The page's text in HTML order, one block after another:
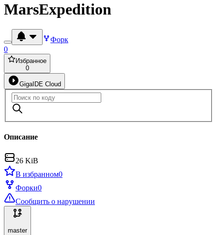
MarsExpedition
Форк
0
Избранное
0
GigaIDE Cloud
Описание
26 KiB
В избранном0
Форки0
Сообщить о нарушении
master